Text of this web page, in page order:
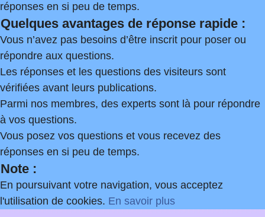
réponses en si peu de temps.
Quelques avantages de réponse rapide :
Vous n’avez pas besoins d’être inscrit pour poser ou
répondre aux questions.
Les réponses et les questions des visiteurs sont
vérifiées avant leurs publications.
Parmi nos membres, des experts sont là pour répondre
à vos questions.
Vous posez vos questions et vous recevez des
réponses en si peu de temps.
Note :
En poursuivant votre navigation, vous acceptez
l'utilisation de cookies. En savoir plus